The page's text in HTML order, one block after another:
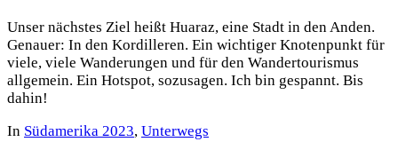
Unser nächstes Ziel heißt Huaraz, eine Stadt in den Anden.
Genauer: In den Kordilleren. Ein wichtiger Knotenpunkt für
viele, viele Wanderungen und für den Wandertourismus
allgemein. Ein Hotspot, sozusagen. Ich bin gespannt. Bis
dahin!
In Südamerika 2023, Unterwegs